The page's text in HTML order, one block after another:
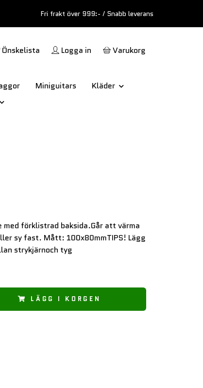
Fri frakt över 999:- / Snabb leverans
Önskelista Logga in Varukorg
Miniguitars
Kläder
med förklistrad baksida.Går att värma
sy fast. Mått: 100x80mmTIPS! Lägg
strykjärnoch tyg
LÄGG I KORGEN